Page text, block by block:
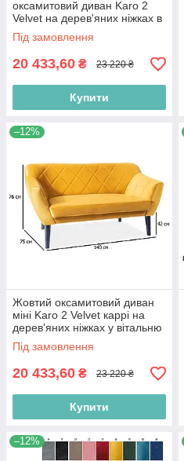
оксамитовий диван Karo 2
Velvet на дерев'яних ніжках в
кабінет
Під замовлення
20 433,60 ₴ 23 220 ₴
Купити
–12%
Жовтий оксамитовий диван
міні Karo 2 Velvet каррі на
дерев'яних ніжках у вітальню
Під замовлення
20 433,60 ₴ 23 220 ₴
Купити
–12%